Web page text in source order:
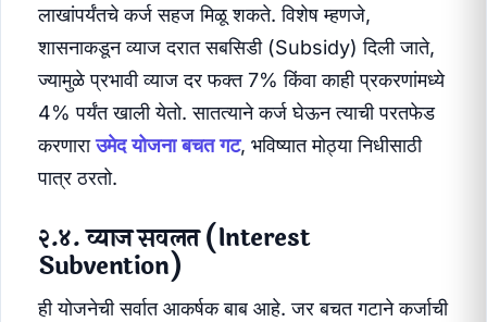
लाखांपर्यंतचे कर्ज सहज मिळू शकते. विशेष म्हणजे,
शासनाकडून व्याज दरात सबसिडी (Subsidy) दिली जाते,
ज्यामुळे प्रभावी व्याज दर फक्त 7% किंवा काही प्रकरणांमध्ये
4% पर्यंत खाली येतो. सातत्याने कर्ज घेऊन त्याची परतफेड
करणाराउमेद योजना बचत गट, भविष्यात मोठ्या निधीसाठी
पात्र ठरतो.
२.४. व्याज सवलत (Interest
Subvention)
ही योजनेची सर्वात आकर्षक बाब आहे. जर बचत गटाने कर्जाची